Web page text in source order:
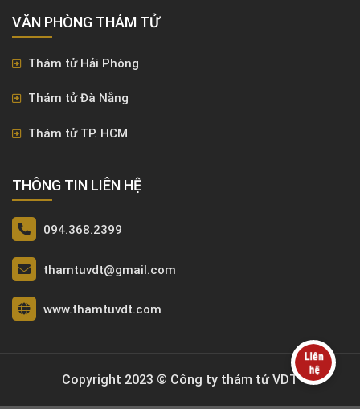
VĂN PHÒNG ​THÁM TỬ
Thám tử Hải Phòng
Thám tử Đà Nẵng
Thám tử TP. HCM
THÔNG TIN LIÊN HỆ
094.368.2399
thamtuvdt@gmail.com
www.thamtuvdt.com
Copyright 2023 © Công ty thám tử VDT